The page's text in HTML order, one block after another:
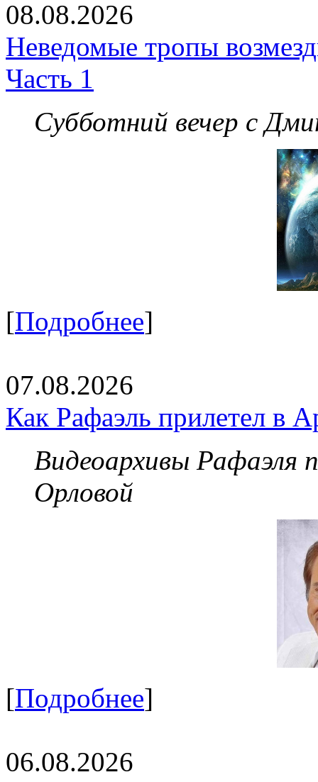
08.08.2026
Неведомые тропы
Часть 1
Субботний вечер с
[Подробнее]
07.08.2026
Как Рафаэль прилетел в
Видеоархивы Рафаэля
Орловой
[Подробнее]
06.08.2026